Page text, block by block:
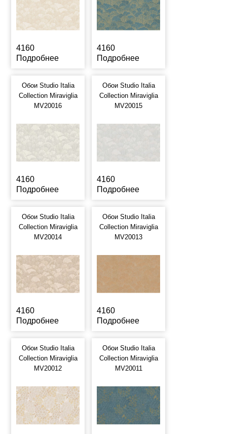
4160
Подробнее
4160
Подробнее
Обои Studio Italia
Collection Miraviglia
MV20016
4160
Подробнее
Обои Studio Italia
Collection Miraviglia
MV20015
4160
Подробнее
Обои Studio Italia
Collection Miraviglia
MV20014
4160
Подробнее
Обои Studio Italia
Collection Miraviglia
MV20013
4160
Подробнее
Обои Studio Italia
Collection Miraviglia
MV20012
Обои Studio Italia
Collection Miraviglia
MV20011